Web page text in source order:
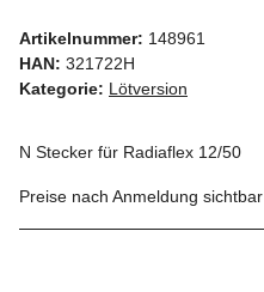
Artikelnummer: 148961
HAN: 321722H
Kategorie: Lötversion
N Stecker für Radiaflex 12/50
Preise nach Anmeldung sichtbar